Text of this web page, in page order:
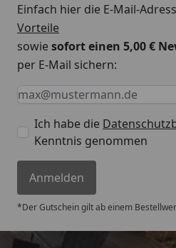
Einfach hier die E-Mail-
Vorteile
sowiesofort einen 5,00 €
per E-Mail sichern:
Keine Eingabe erforderlich
Eingabe erforderlich
E-Mail *
Ich habe die
Kenntnis genommen
Anmelden
*Der Gutschein gilt ab einem